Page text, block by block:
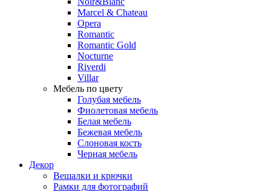
Marcel & Chateau
Opera
Romantic
Romantic Gold
Nocturne
Riverdi
Villar
Мебель по цвету
Голубая мебель
Фиолетовая мебель
Белая мебель
Бежевая мебель
Слоновая кость
Черная мебель
Декор
Вешалки и крючки
Рамки для фотографий